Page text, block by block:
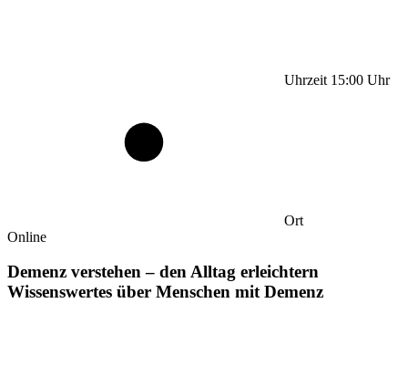
Uhrzeit 15:00 Uhr
Ort
Online
Demenz verstehen – den Alltag erleichtern
Wissenswertes über Menschen mit Demenz